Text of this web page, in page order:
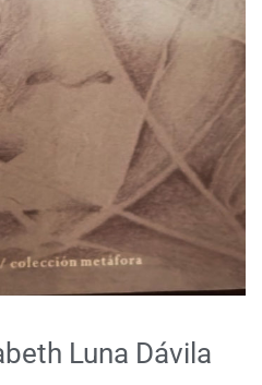
Luna Dávila